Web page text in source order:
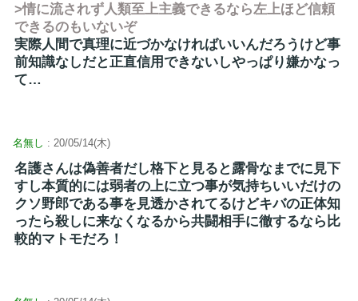
>情に流されず人類至上主義できるなら左上ほど信頼
できるのもいないぞ
実際人間で真理に近づかなければいいんだろうけど事
前知識なしだと正直信用できないしやっぱり嫌かなっ
て…
名無し : 20/05/14(木)
名護さんは偽善者だし格下と見ると露骨なまでに見下
すし本質的には弱者の上に立つ事が気持ちいいだけの
クソ野郎である事を見透かされてるけどキバの正体知
ったら殺しに来なくなるから共闘相手に徹するなら比
較的マトモだろ！